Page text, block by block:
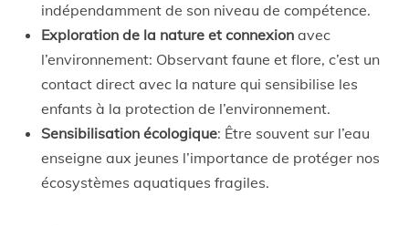
indépendamment de son niveau de compétence.
Exploration de la nature et connexion avec
l’environnement: Observant faune et flore, c’est un
contact direct avec la nature qui sensibilise les
enfants à la protection de l’environnement.
Sensibilisation écologique: Être souvent sur l’eau
enseigne aux jeunes l’importance de protéger nos
écosystèmes aquatiques fragiles.